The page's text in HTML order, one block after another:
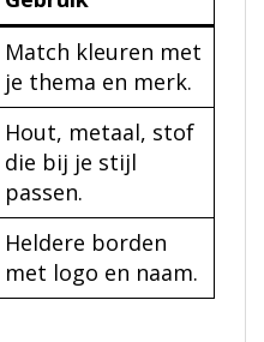
Match kleuren met
je thema en merk.
Hout, metaal, stof
die bij je stijl
passen.
Heldere borden
met logo en naam.